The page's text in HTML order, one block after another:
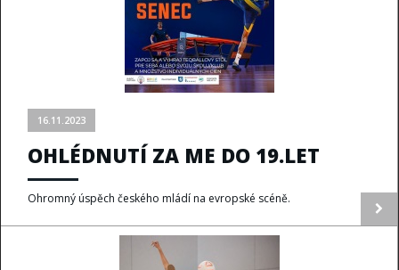
16.11.2023
OHLÉDNUTÍ ZA ME DO 19.LET
Ohromný úspěch českého mládí na evropské scéně.